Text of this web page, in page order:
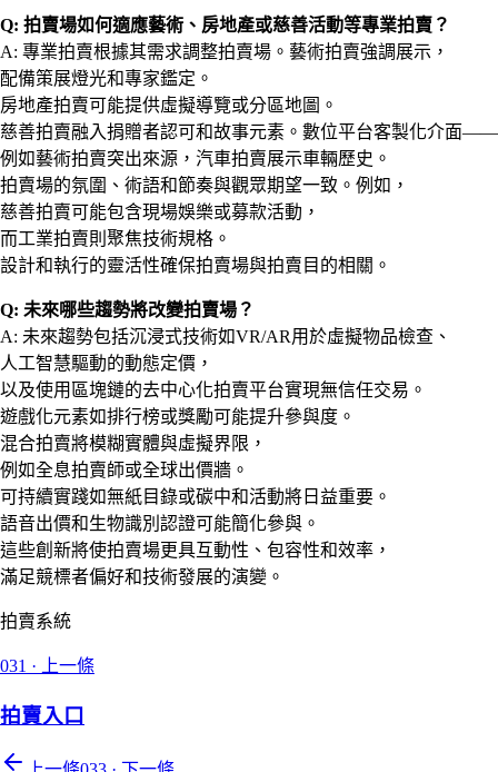
Q: 拍賣場如何適應藝術、房地產或慈善活動等專業拍賣？
A: 專業拍賣根據其需求調整拍賣場。藝術拍賣強調展示，
配備策展燈光和專家鑑定。
房地產拍賣可能提供虛擬導覽或分區地圖。
慈善拍賣融入捐贈者認可和故事元素。數位平台客製化介面——
例如藝術拍賣突出來源，汽車拍賣展示車輛歷史。
拍賣場的氛圍、術語和節奏與觀眾期望一致。例如，
慈善拍賣可能包含現場娛樂或募款活動，
而工業拍賣則聚焦技術規格。
設計和執行的靈活性確保拍賣場與拍賣目的相關。
Q: 未來哪些趨勢將改變拍賣場？
A: 未來趨勢包括沉浸式技術如VR/AR用於虛擬物品檢查、
人工智慧驅動的動態定價，
以及使用區塊鏈的去中心化拍賣平台實現無信任交易。
遊戲化元素如排行榜或獎勵可能提升參與度。
混合拍賣將模糊實體與虛擬界限，
例如全息拍賣師或全球出價牆。
可持續實踐如無紙目錄或碳中和活動將日益重要。
語音出價和生物識別認證可能簡化參與。
這些創新將使拍賣場更具互動性、包容性和效率，
滿足競標者偏好和技術發展的演變。
拍賣系統
031 · 上一條
拍賣入口